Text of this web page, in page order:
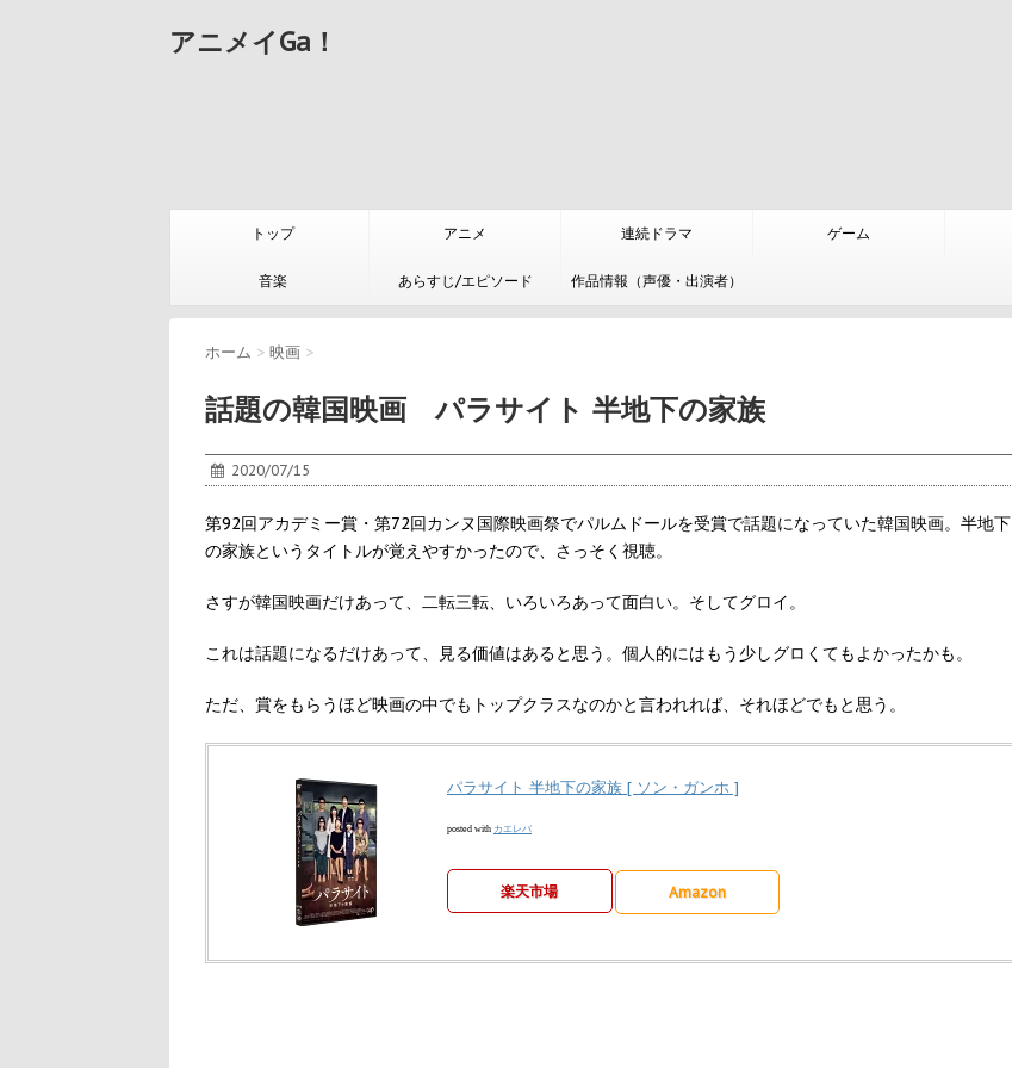
アニメイGa！
トップ アニメ 連続ドラマ ゲーム
音楽 あらすじ/エピソード 作品情報（声優・出演者）
ホーム > 映画 >
話題の韓国映画 パラサイト 半地下の家族
2020/07/15
第92回アカデミー賞・第72回カンヌ国際映画祭でパルムドールを受賞で話題になっていた韓国映画。半地下
の家族というタイトルが覚えやすかったので、さっそく視聴。
さすが韓国映画だけあって、二転三転、いろいろあって面白い。そしてグロイ。
これは話題になるだけあって、見る価値はあると思う。個人的にはもう少しグロくてもよかったかも。
ただ、賞をもらうほど映画の中でもトップクラスなのかと言われれば、それほどでもと思う。
パラサイト 半地下の家族 [ ソン・ガンホ ]
posted with カエレバ
楽天市場 Amazon